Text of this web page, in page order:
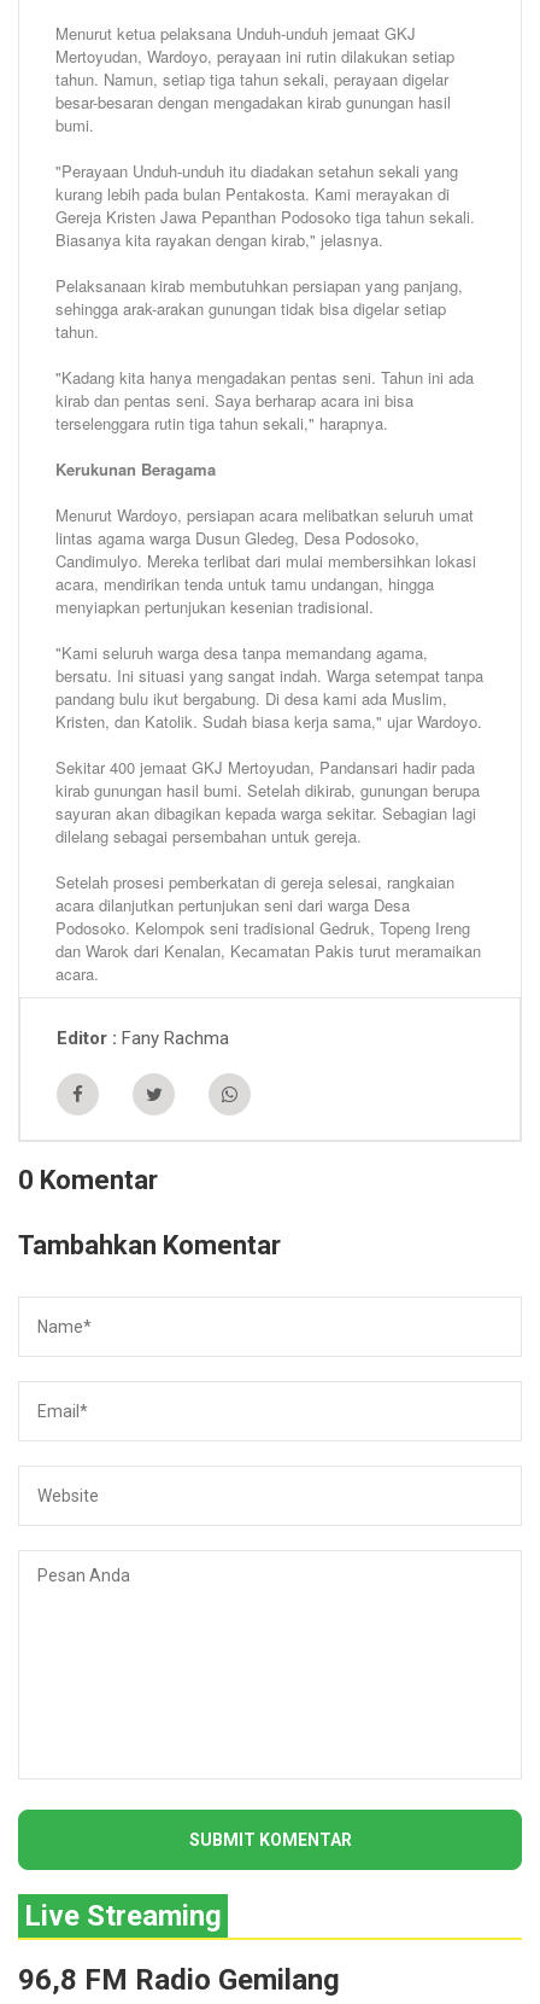
Menurut ketua pelaksana Unduh-unduh jemaat GKJ
Mertoyudan, Wardoyo, perayaan ini rutin dilakukan setiap
tahun. Namun, setiap tiga tahun sekali, perayaan digelar
besar-besaran dengan mengadakan kirab gunungan hasil
bumi.
"Perayaan Unduh-unduh itu diadakan setahun sekali yang
kurang lebih pada bulan Pentakosta. Kami merayakan di
Gereja Kristen Jawa Pepanthan Podosoko tiga tahun sekali.
Biasanya kita rayakan dengan kirab," jelasnya.
Pelaksanaan kirab membutuhkan persiapan yang panjang,
sehingga arak-arakan gunungan tidak bisa digelar setiap
tahun.
"Kadang kita hanya mengadakan pentas seni. Tahun ini ada
kirab dan pentas seni. Saya berharap acara ini bisa
terselenggara rutin tiga tahun sekali," harapnya.
Kerukunan Beragama
Menurut Wardoyo, persiapan acara melibatkan seluruh umat
lintas agama warga Dusun Gledeg, Desa Podosoko,
Candimulyo. Mereka terlibat dari mulai membersihkan lokasi
acara, mendirikan tenda untuk tamu undangan, hingga
menyiapkan pertunjukan kesenian tradisional.
"Kami seluruh warga desa tanpa memandang agama,
bersatu. Ini situasi yang sangat indah. Warga setempat tanpa
pandang bulu ikut bergabung. Di desa kami ada Muslim,
Kristen, dan Katolik. Sudah biasa kerja sama," ujar Wardoyo.
Sekitar 400 jemaat GKJ Mertoyudan, Pandansari hadir pada
kirab gunungan hasil bumi. Setelah dikirab, gunungan berupa
sayuran akan dibagikan kepada warga sekitar. Sebagian lagi
dilelang sebagai persembahan untuk gereja.
Setelah prosesi pemberkatan di gereja selesai, rangkaian
acara dilanjutkan pertunjukan seni dari warga Desa
Podosoko. Kelompok seni tradisional Gedruk, Topeng Ireng
dan Warok dari Kenalan, Kecamatan Pakis turut meramaikan
acara.
Editor Fany Rachma
0 Komentar
Tambahkan Komentar
Live Streaming
96,8 FM Radio Gemilang